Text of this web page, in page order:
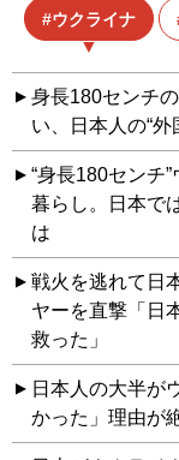
ウクライナ
身長180センチ
い、日本人の“
“身長180センチ
暮らし。日本で
は
戦火を逃れて日
ヤーを直撃「日
救った」
日本人の大半が
かった」理由が